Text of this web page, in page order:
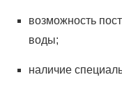
возможность
воды;
наличие